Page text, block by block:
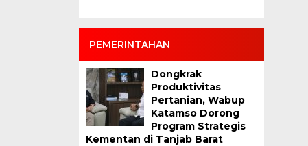
PEMERINTAHAN
Dongkrak
Produktivitas
Pertanian, Wabup
Katamso Dorong
Program Strategis
Kementan di Tanjab Barat